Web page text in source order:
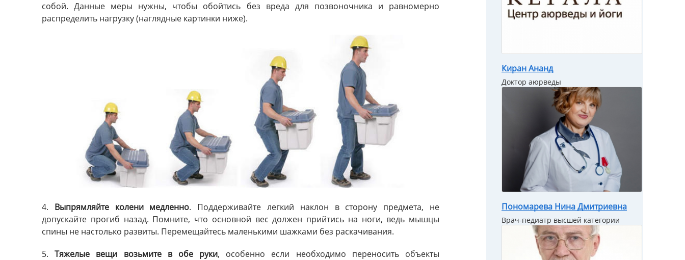
собой. Данные меры нужны, чтобы обойтись без вреда для позвоночника и равномерно
распределить нагрузку (наглядные картинки ниже).
4. Выпрямляйте колени медленно. Поддерживайте легкий наклон в сторону предмета, не
допускайте прогиб назад. Помните, что основной вес должен прийтись на ноги, ведь мышцы
спины не настолько развиты. Перемещайтесь маленькими шажками без раскачивания.
5.Тяжелые вещи возьмите в обе руки, особенно если необходимо переносить объекты
Киран Ананд
Доктор аюрведы
Пономарева Нина Дмитриевна
Врач-педиатр высшей категории